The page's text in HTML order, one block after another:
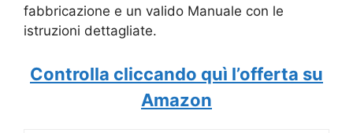
fabbricazione e un valido Manuale con le
istruzioni dettagliate.
Controlla cliccando quì l’offerta su
Amazon